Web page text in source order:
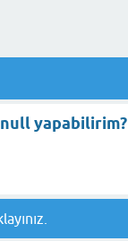
yapabilirim?